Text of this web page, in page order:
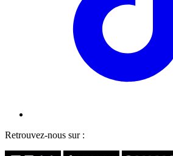
Retrouvez-nous sur :